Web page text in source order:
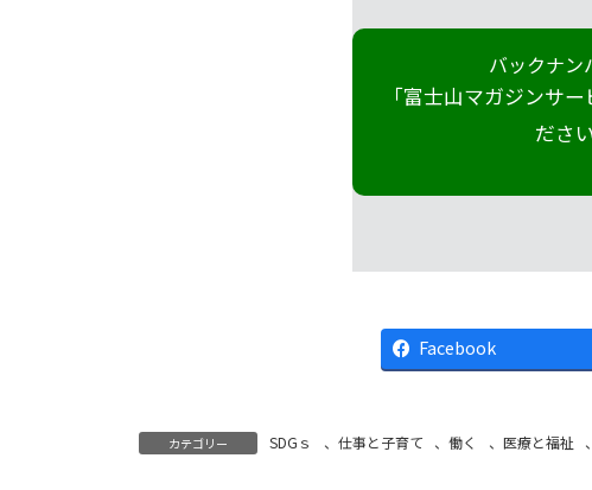
バックナン
「富士山マガジンサ
ださい
Facebook
カテゴリー SDGｓ 、 仕事と子育て 、働く 、 医療と福祉 、